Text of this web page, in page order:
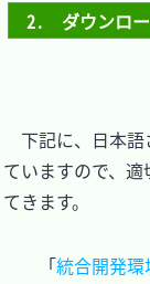
2.　ダウンロ
下記に、日本
ていますので、
てきます。
「統合開発